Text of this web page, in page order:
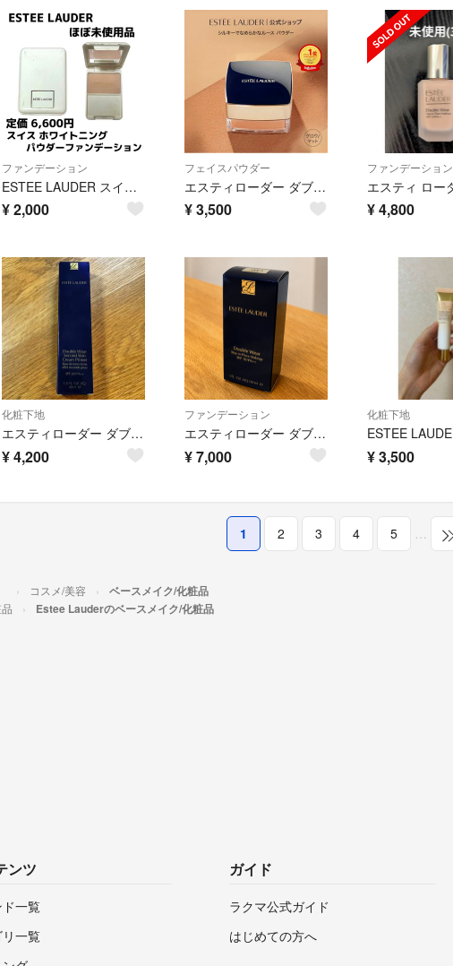
ファンデーション
ESTEE LAUDER スイス ホワイトニング パウダーファンデーション
¥2,000
フェイスパウダー
エスティローダー ダブル ウェア シアー ルース パウダー トランスルーセント
¥3,500
ファンデーション
¥4,800
化粧下地
エスティローダー ダブルウェア セカンドスキン クリームプライマー 40mL 本体 新品未開封 日本製
¥4,200
ファンデーション
エスティローダー ダブルウェア ステイインプレイス メークアップN 1W1 ボーン 30ml 日本製
¥7,000
化粧下地
¥3,500
1 2 3 4 5 …
コスメ/美容 ベースメイク/化粧品
Estee Lauderのベースメイク/化粧品
ンツ
一覧
一覧
ガイド
ラクマ公式ガイド
はじめての方へ